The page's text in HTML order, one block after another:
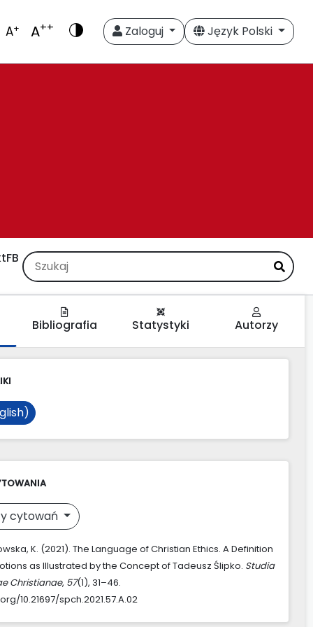
A+ A++ Zaloguj Język Polski
FB
Bibliografia Statystyki Autorzy
cytowań
K. (2021). The Language of Christian Ethics. A Definition
as Illustrated by the Concept of Tadeusz Ślipko. Studia
Christianae, 57(1), 31–46.
10.21697/spch.2021.57.A.02